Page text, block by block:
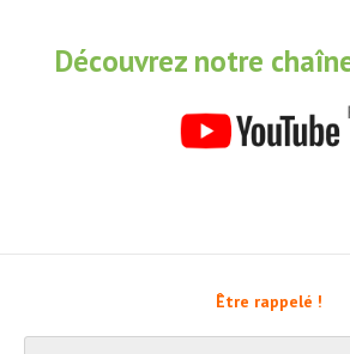
Découvrez notre
Être rappelé !